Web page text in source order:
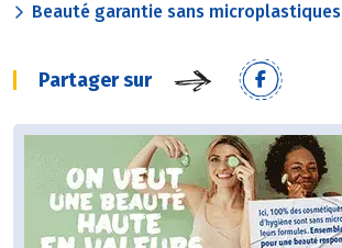
Beauté garantie sans microplastiques
Partager sur